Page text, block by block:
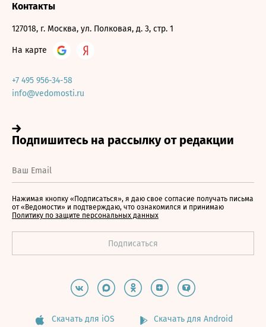
Контакты
127018, г. Москва, ул. Полковая, д. 3, стр. 1
На карте
+7 495 956-34-58
info@vedomosti.ru
Нажимая кнопку «Подписаться», я даю свое согласие получать письма
от «Ведомости» и подтверждаю, что ознакомился и принимаю
Политику по защите персональных данных
Скачать для iOS Скачать для Android